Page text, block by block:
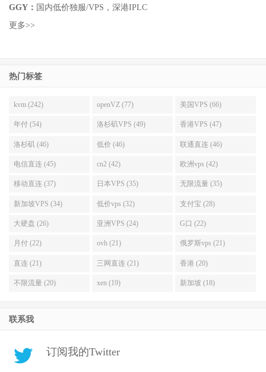
GGY： 国内低价独服/VPS，深港IPLC
更多>>
热门标签
kvm (242) openVZ (77) 美国VPS (66)
年付 (54) 洛杉矶VPS (49) 香港VPS (47)
洛杉矶 (46) 低价 (46) 联通直连 (46)
电信直连 (45) cn2 (42) 欧洲vps (42)
移动直连 (37) 日本VPS (35) 无限流量 (35)
新加坡VPS (34) 低价vps (32) 支付宝 (28)
大硬盘 (26) 亚洲VPS (24) G口 (22)
月付 (22) ovh (21) 俄罗斯vps (21)
直连 (21) 三网直连 (21) 香港 (20)
不限流量 (20) xen (19) 新加坡 (18)
联系我
订阅我的Twitter